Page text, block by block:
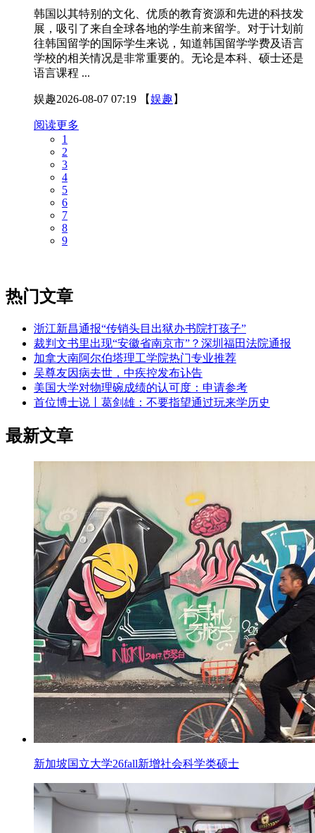
韩国以其特别的文化、优质的教育资源和先进的科技发
展，吸引了来自全球各地的学生前来留学。对于计划前
往韩国留学的国际学生来说，知道韩国留学学费及语言
学校的相关情况是非常重要的。无论是本科、硕士还是
语言课程 ...
娱趣2026-08-07 07:19 【娱趣 】
阅读更多
1
2
3
4
5
6
7
8
9
热门文章
浙江新昌通报“传销头目出狱办书院打孩子”
裁判文书里出现“安徽省南京市”？深圳福田法院通报
加拿大南阿尔伯塔理工学院热门专业推荐
吴尊友因病去世，中疾控发布讣告
美国大学对物理碗成绩的认可度：申请参考
首位博士说丨葛剑雄：不要指望通过玩来学历史
最新文章
新加坡国立大学26fall新增社会科学类硕士